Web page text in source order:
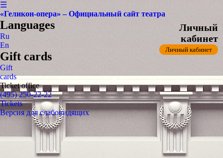
☰
«Геликон-опера» – Официальный сайт театра
Languages
Ru
En
Gift cards
Gift
cards
Ticket office
(495) 250-22-22
Личный
кабинет
Личный кабинет
Tickets
Версия для слабовидящих